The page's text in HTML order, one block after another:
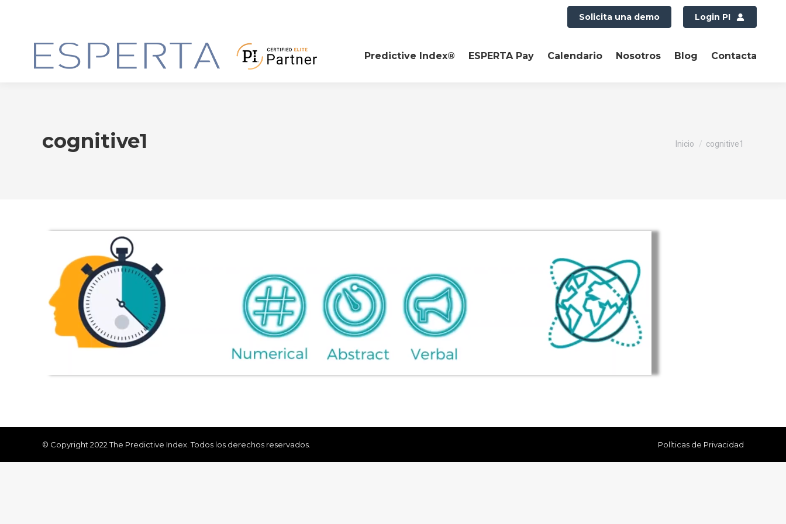
Solicita una demo Login PI
Predictive Index® ESPERTA Pay Calendario Nosotros Blog Contacta
cognitive1 Estás aquí:
Inicio cognitive1
© Copyright 2022 The Predictive Index. Todos los derechos reservados. Políticas de Privacidad